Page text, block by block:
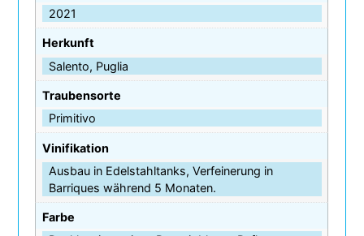
2021
Herkunft
Salento, Puglia
Traubensorte
Primitivo
Vinifikation
Ausbau in Edelstahltanks, Verfeinerung in
Barriques während 5 Monaten.
Farbe